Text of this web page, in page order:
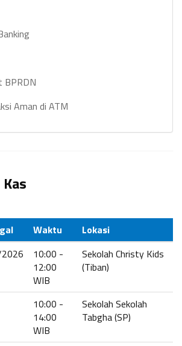
BPRDN
Aman di ATM
Waktu
Lokasi
10:00 -
12:00
WIB
Sekolah Christy Kids
(Tiban)
10:00 -
14:00
WIB
Sekolah Sekolah
Tabgha (SP)